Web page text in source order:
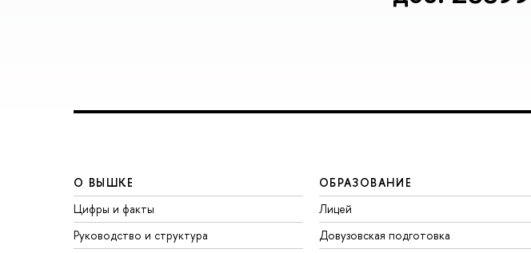
О ВЫШКЕ
Цифры и факты
Руководство и структура
ОБРАЗОВАНИЕ
Лицей
Довузовская подготовка